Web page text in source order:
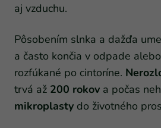
aj vzduchu.
Pôsobením slnka a dažďa
a často končia v odpade
rozfúkané po cintoríne.
trvá až 200 rokov a počas
mikroplasty do životného